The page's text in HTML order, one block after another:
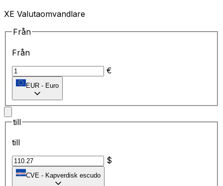
XE Valutaomvandlare
Från
Från
€
EUR - Euro
till
till
$
CVE - Kapverdisk escudo